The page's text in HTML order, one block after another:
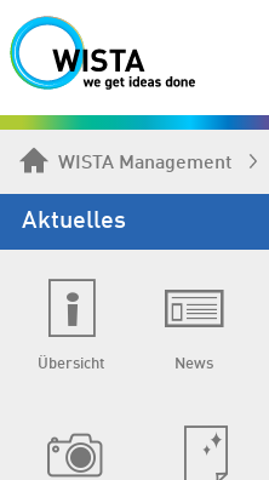
WISTA Management
Aktuelles
Übersicht News